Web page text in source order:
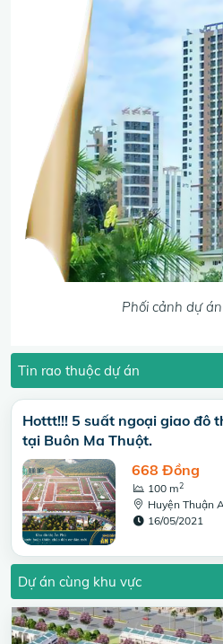
Phối cảnh dự
Tin rao thuộc dự án
Hottt!!! 5 suất ngoại giao đô
tại Buôn Ma Thuột.
668 Đồng
100 m2
Huyện Thuận
16/05/2021
Dự án cùng khu vực